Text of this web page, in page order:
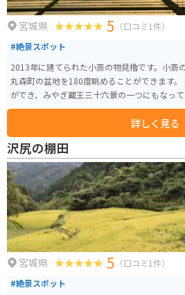
宮城県 5 （口コミ1件）
#絶景スポット
2013年に建てられた小斎の物見櫓です。小斎
丸森町の盆地を180度眺めることができます
ができ、みやぎ蔵王三十六景の一つにもなっ
オススメです。
詳しく見る
沢尻の棚田
宮城県 5 （口コミ1件）
#絶景スポット